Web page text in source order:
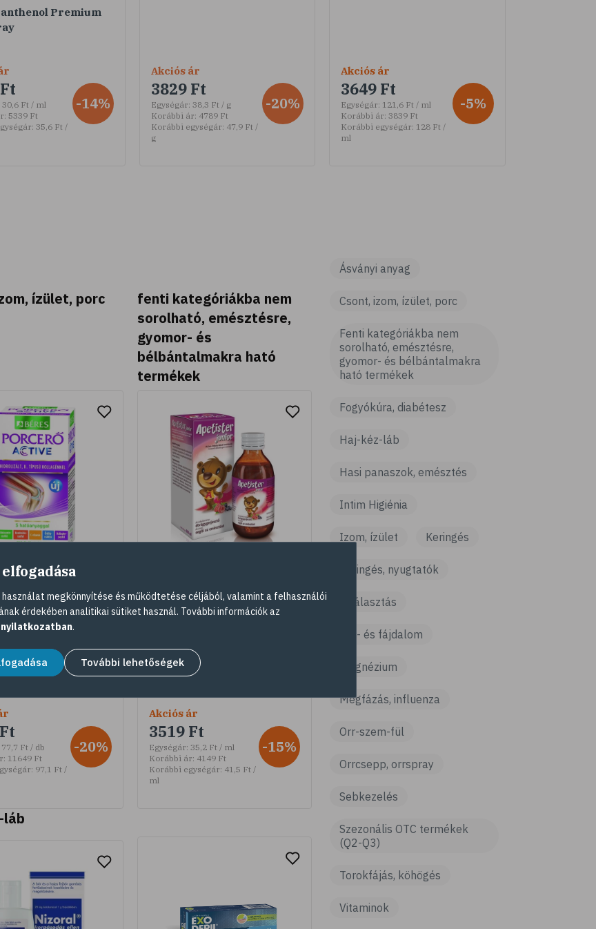
Premium
30,6 Ft / ml
5339 Ft
35,6 Ft /
-14%
Akciós ár
3829 Ft
Egységár: 38,3 Ft / g
Korábbi ár: 4789 Ft
Korábbi egységár: 47,9 Ft /
g
-20%
Akciós ár
3649 Ft
Egységár: 121,6 Ft / ml
Korábbi ár: 3839 Ft
Korábbi egységár: 128 Ft /
ml
-5%
ízület, porc
120 db
77,7 Ft / db
11649 Ft
97,1 Ft /
-20%
fenti kategóriákba nem
sorolható, emésztésre,
gyomor- és
bélbántalmakra ható
termékek
feketeribizlilé
koncentrátumot, növényi
kiegészítő oldat, 100 ml
Akciós ár
3519 Ft
Egységár: 35,2 Ft / ml
Korábbi ár: 4149 Ft
Korábbi egységár: 41,5 Ft /
ml
-15%
láb
Ásványi anyag
Csont, izom, ízület, porc
fenti kategóriákba nem
sorolható, emésztésre,
gyomor- és bélbántalmakra
ható termékek
Fogyókúra, diabétesz
Haj-kéz-láb
Hasi panaszok, emésztés
Intim Higiénia
Izom, ízület Keringés
Keringés, nyugtatók
Kiválasztás
Láz- és fájdalom
Magnézium
Megfázás, influenza
Orr-szem-fül
Orrcsepp, orrspray
Sebkezelés
Szezonális OTC termékek
(Q2-Q3)
Torokfájás, köhögés
Vitaminok
használat megkönnyítése és működtetése céljából, valamint a felhasználói
érdekében analitikai sütiket használ. További információk az
.
További lehetőségek